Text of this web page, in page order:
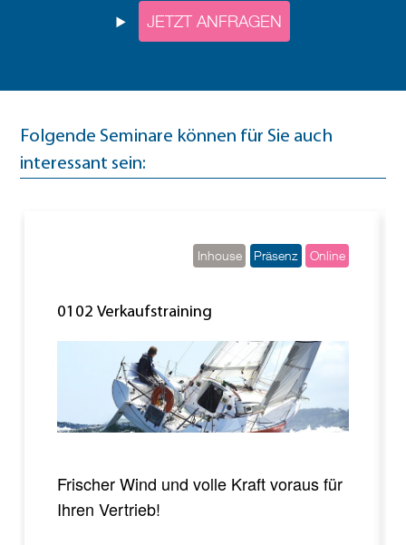
JETZT ANFRAGEN
Folgende Seminare können für Sie auch
interessant sein:
Online
und volle Kraft voraus für